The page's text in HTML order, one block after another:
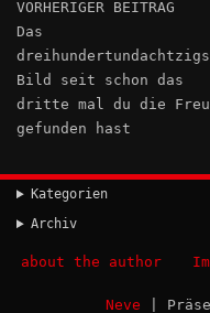
VORHERIGER BEITRAG
Das
Bild seit schon das
dritte mal du die
gefunden hast
Kategorien
Archiv
about the author
Neve |